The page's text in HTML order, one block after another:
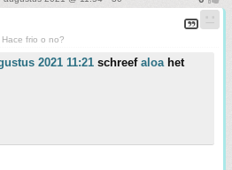
Hace frio o no?
2021 11:21 schreef aloahet